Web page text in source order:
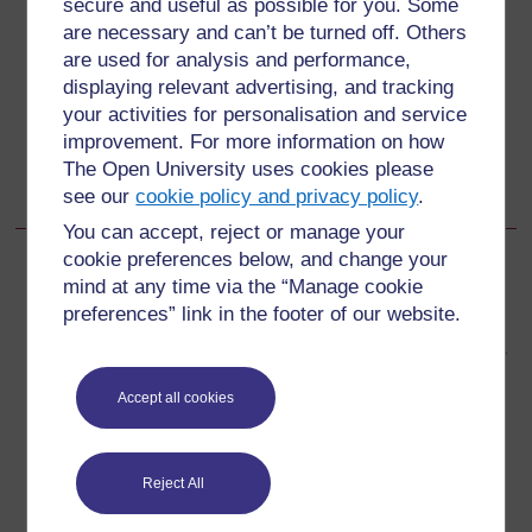
secure and useful as possible for you. Some
are necessary and can’t be turned off. Others
are used for analysis and performance,
displaying relevant advertising, and tracking
your activities for personalisation and service
improvement. For more information on how
The Open University uses cookies please
see ourcookie policy and privacy policy.
You can accept, reject or manage your
cookie preferences below, and change your
mind at any time via the “Manage cookie
preferences” link in the footer of our website.
Accept all cookies
Reject All
Anterior
Anterior
3.1.3 Docentes por contrato, asistentes y comunitarios
Siguiente
Siguiente
3.1.5 Equidad en la contratación docente
Para más información, consulta nuestra sección de
preguntas frecuentes, donde quizás puedas encontrar las
respuestas que necesitas.
Si ha visto algo que le preocupe en este sitio web, no